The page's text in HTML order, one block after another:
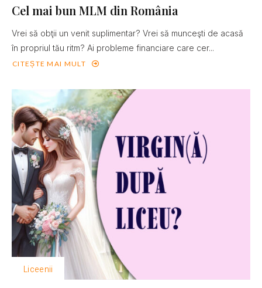
Cel mai bun MLM din România
Vrei să obţii un venit suplimentar? Vrei să munceşti de acasă
în propriul tău ritm? Ai probleme financiare care cer...
CITEȘTE MAI MULT
Liceenii